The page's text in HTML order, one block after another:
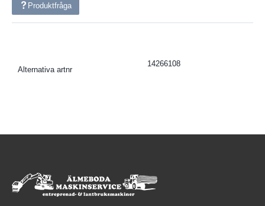
Produktfråga
Alternativa artnr
14266108